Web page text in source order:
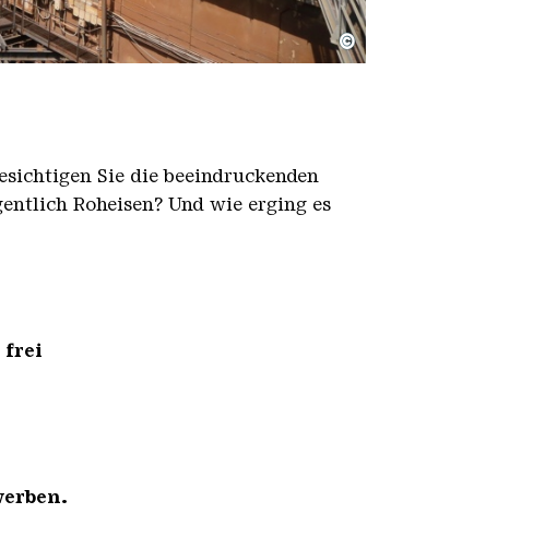
©
Sie die beeindruckenden
Roheisen? Und wie erging es